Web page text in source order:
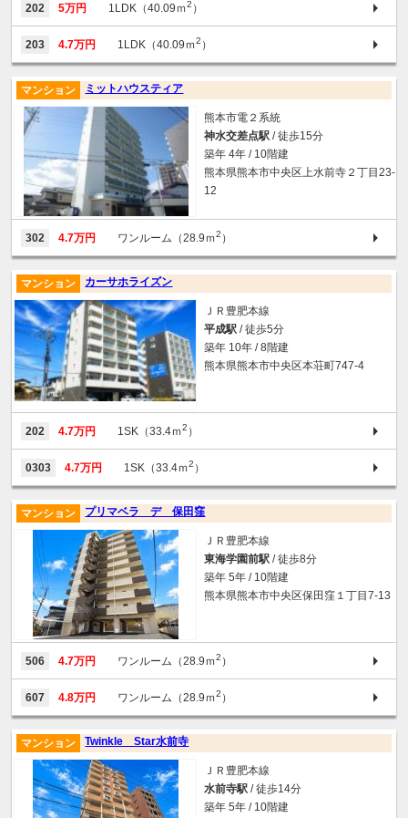
202 5万円 1LDK（40.09ｍ2 ）
203 4.7万円 1LDK（40.09ｍ2 ）
ミットハウスティア
マンション
熊本市電２系統
神水交差点駅 / 徒歩15分
築年 4年 / 10階建
熊本県熊本市中央区上水前寺２丁目23-
12
302 4.7万円 ワンルーム（28.9ｍ2 ）
カーサホライズン
マンション
ＪＲ豊肥本線
平成駅 / 徒歩5分
築年 10年 / 8階建
熊本県熊本市中央区本荘町747-4
202 4.7万円 1SK（33.4ｍ2 ）
0303 4.7万円 1SK（33.4ｍ2 ）
プリマベラ デ 保田窪
マンション
ＪＲ豊肥本線
東海学園前駅 / 徒歩8分
築年 5年 / 10階建
熊本県熊本市中央区保田窪１丁目7-13
506 4.7万円 ワンルーム（28.9ｍ2 ）
607 4.8万円 ワンルーム（28.9ｍ2 ）
Twinkle Star水前寺
マンション
ＪＲ豊肥本線
水前寺駅 / 徒歩14分
築年 5年 / 10階建